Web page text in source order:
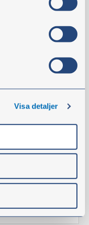
Visa detaljer
1 kpl.